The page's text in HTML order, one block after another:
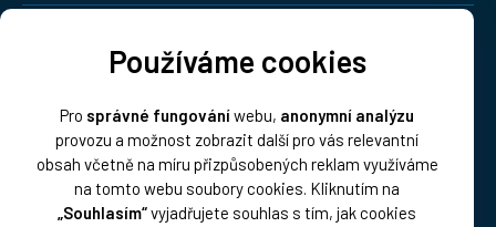
Používáme cookies
Pro správné fungováníwebu, anonymní analýzu
provozu a možnost zobrazit další pro vás relevantní
obsah včetně na míru přizpůsobených reklam využíváme
na tomto webu soubory cookies. Kliknutím na
„Souhlasím“vyjadřujete souhlas s tím, jak cookies
Platba: